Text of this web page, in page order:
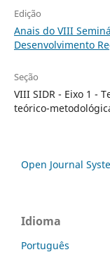
Edição
Anais do VIII
Desenvolvimento
Seção
VIII SIDR - Eixo 1 -
teórico-
Open Journal
Idioma
Português